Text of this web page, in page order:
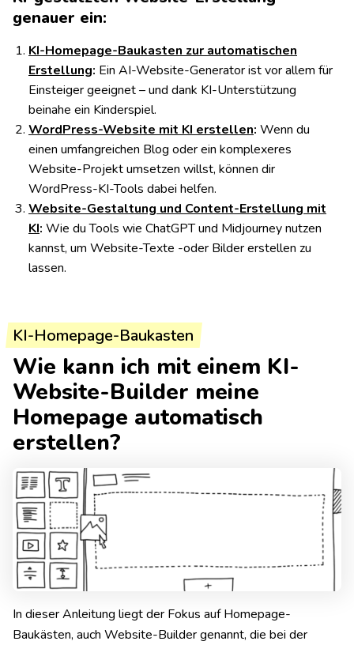
Werbefrei
Rabatt: Jetzt 50% sparen!
Zeitlich limitiert: innerhalb von 2 Tagen ein Upgrade machen
und 50% sparen!
genauer ein:
KI-Homepage-Baukasten zur automatischen
Erstellung: Ein AI-Website-Generator ist vor allem für
Einsteiger geeignet – und dank KI-Unterstützung
beinahe ein Kinderspiel.
WordPress-Website mit KI erstellen: Wenn du
einen umfangreichen Blog oder ein komplexeres
Website-Projekt umsetzen willst, können dir
WordPress-KI-Tools dabei helfen.
Website-Gestaltung und Content-Erstellung mit
KI: Wie du Tools wie ChatGPT und Midjourney nutzen
kannst, um Website-Texte -oder Bilder erstellen zu
lassen.
KI-Homepage-Baukasten
Wie kann ich mit einem KI-
Website-Builder meine
Homepage automatisch
erstellen?
In dieser Anleitung liegt der Fokus auf Homepage-
Baukästen, auch Website-Builder genannt, die bei der